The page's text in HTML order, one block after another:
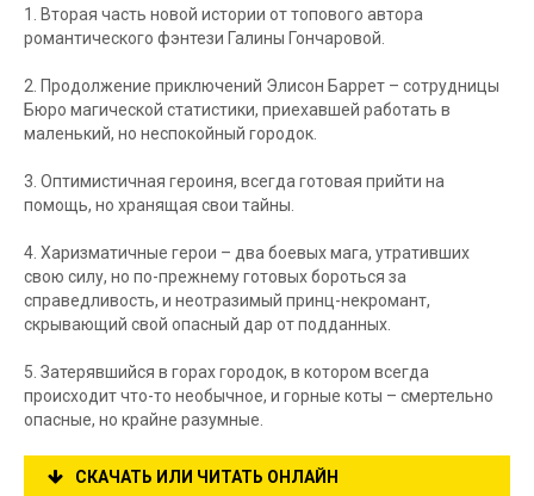
1. Вторая часть новой истории от топового автора
романтического фэнтези Галины Гончаровой.
2. Продолжение приключений Элисон Баррет – сотрудницы
Бюро магической статистики, приехавшей работать в
маленький, но неспокойный городок.
3. Оптимистичная героиня, всегда готовая прийти на
помощь, но хранящая свои тайны.
4. Харизматичные герои – два боевых мага, утративших
свою силу, но по-прежнему готовых бороться за
справедливость, и неотразимый принц-некромант,
скрывающий свой опасный дар от подданных.
5. Затерявшийся в горах городок, в котором всегда
происходит что-то необычное, и горные коты – смертельно
опасные, но крайне разумные.
СКАЧАТЬ ИЛИ ЧИТАТЬ ОНЛАЙН